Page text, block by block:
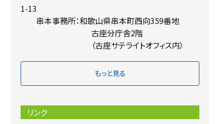
1-13
串本事務所：和歌山県串本町西向359番地
古座分庁舎2階
（古座サテライトオフィス内）
もっと見る
リンク